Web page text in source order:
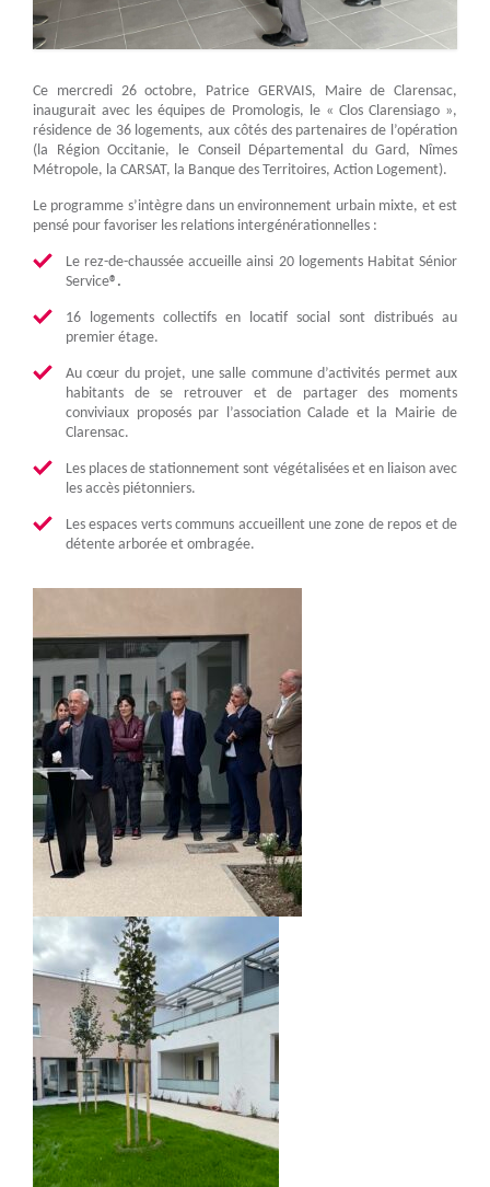
Ce mercredi 26 octobre, Patrice GERVAIS, Maire de Clarensac,
inaugurait avec les équipes de Promologis, le « Clos Clarensiago »,
résidence de 36 logements, aux côtés des partenaires de l’opération
(la Région Occitanie, le Conseil Départemental du Gard, Nîmes
Métropole, la CARSAT, la Banque des Territoires, Action Logement).
Le programme s’intègre dans un environnement urbain mixte, et est
pensé pour favoriser les relations intergénérationnelles :
Le rez-de-chaussée accueille ainsi 20 logements Habitat Sénior
Service®.
16 logements collectifs en locatif social sont distribués au
premier étage.
Au cœur du projet, une salle commune d’activités permet aux
habitants de se retrouver et de partager des moments
conviviaux proposés par l’association Calade et la Mairie de
Clarensac.
Les places de stationnement sont végétalisées et en liaison avec
les accès piétonniers.
Les espaces verts communs accueillent une zone de repos et de
détente arborée et ombragée.